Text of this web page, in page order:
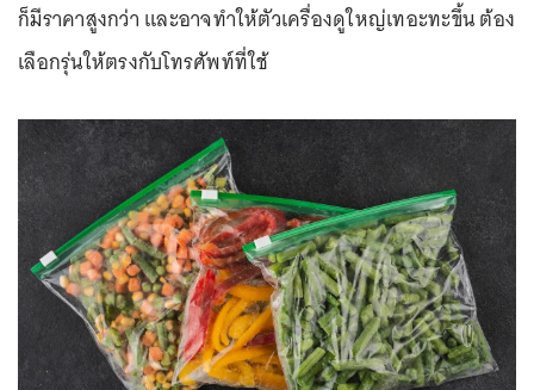
ก็มีราคาสูงกว่า และอาจทำให้ตัวเครื่องดูใหญ่เทอะทะขึ้น ต้อง
เลือกรุ่นให้ตรงกับโทรศัพท์ที่ใช้